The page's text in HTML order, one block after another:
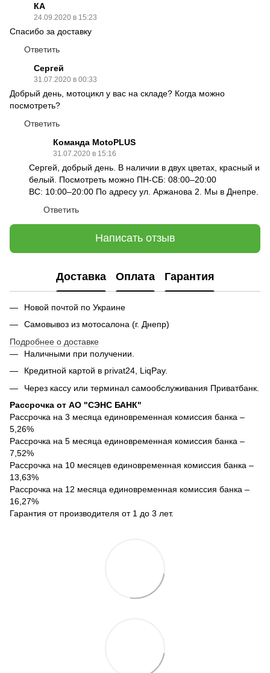
КA
24.09.2020 в 15:23
Спасибо за доставку
Ответить
Сергей
31.07.2020 в 00:33
Добрый день, мотоцикл у вас на складе? Когда можно
посмотреть?
Ответить
Команда MotoPLUS
31.07.2020 в 15:16
Сергей, добрый день. В наличии в двух цветах, красный и
белый. Посмотреть можно ПН-СБ: 08:00–20:00
ВС: 10:00–20:00 По адресу ул. Аржанова 2. Мы в Днепре.
Ответить
Написать отзыв
Доставка Оплата Гарантия
Новой почтой по Украине
Самовывоз из мотосалона (г. Днепр)
Подробнее о доставке
Наличными при получении.
Кредитной картой в privat24, LiqPay.
Через кассу или терминал самообслуживания Приватбанк.
Рассрочка от АО "СЭНС БАНК"
Рассрочка на 3 месяца единовременная комиссия банка –
5,26%
Рассрочка на 5 месяца единовременная комиссия банка –
7,52%
Рассрочка на 10 месяцев единовременная комиссия банка –
13,63%
Рассрочка на 12 месяца единовременная комиссия банка –
16,27%
Гарантия от производителя от 1 до 3 лет.